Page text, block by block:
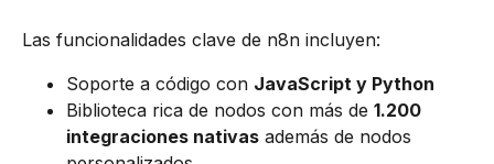
Las funcionalidades clave de n8n incluyen:
Soporte a código con JavaScript y Python
Biblioteca rica de nodos con más de 1.200
integraciones nativas además de nodos